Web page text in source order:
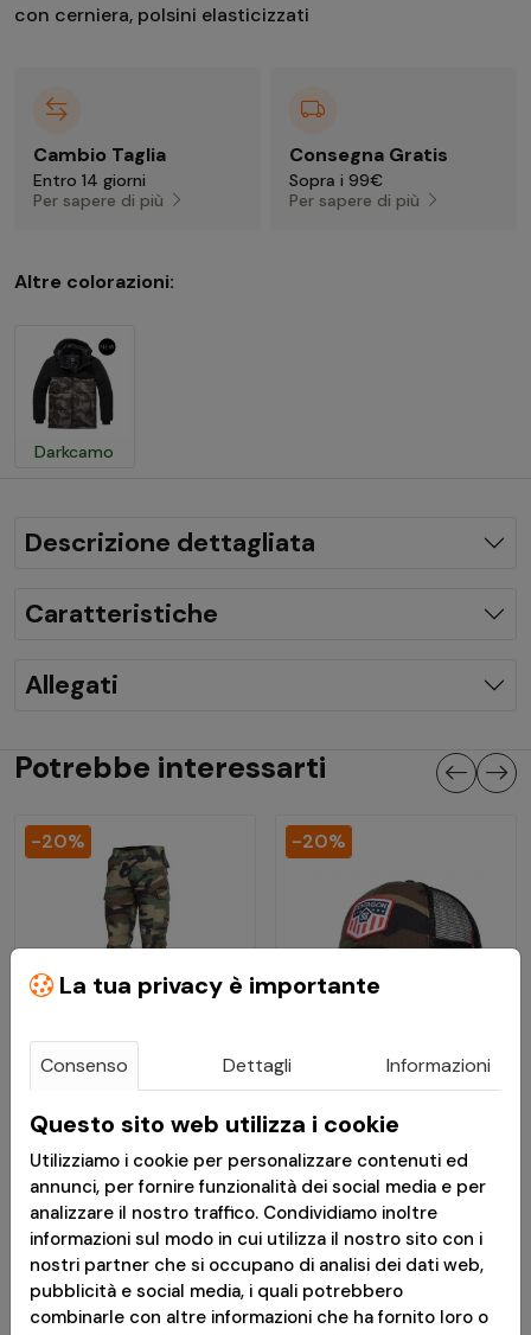
con cerniera, polsini elasticizzati
Cambio Taglia
Entro 14 giorni
Per sapere di più
Consegna Gratis
Sopra i 99€
Per sapere di più
Altre colorazioni:
Darkcamo
Descrizione dettagliata
Caratteristiche
Allegati
Potrebbe interessarti
-20%
€ 35,12
€ 43,90
Pantaloni Militari BDU
2.0 Ripstop Woodland -
Pentagon
Disponibile
-20%
€ 12,01
€ 15,01
Berretto BB Trucker Era
U.S. 93 Woodland -
Pentagon
Disponibile
La tua privacy è importante
Consenso Dettagli Informazioni
Questo sito web utilizza i cookie
Utilizziamo i cookie per personalizzare contenuti ed
annunci, per fornire funzionalità dei social media e per
analizzare il nostro traffico. Condividiamo inoltre
informazioni sul modo in cui utilizza il nostro sito con i
nostri partner che si occupano di analisi dei dati web,
pubblicità e social media, i quali potrebbero
combinarle con altre informazioni che ha fornito loro o